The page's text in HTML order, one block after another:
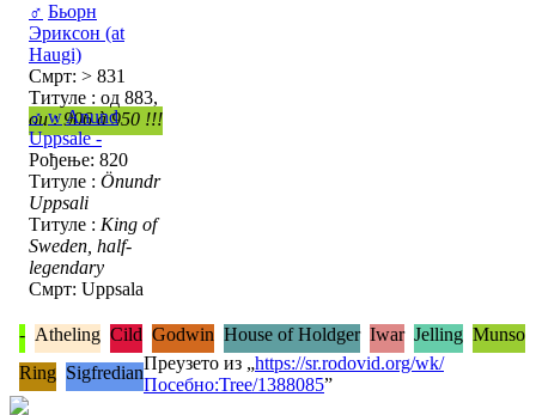
♂ Бьорн
Эриксон (at
Haugi)
Смрт: > 831
Титуле : од 883,
ou : 906 à 950 !!!
♂ wAnund
Uppsale -
Рођење: 820
Титуле : Önundr
Uppsali
Титуле : King of
Sweden, half-
legendary
Смрт: Uppsala
- Atheling Cild Godwin House of Holdger Iwar Jelling Munso
Ring SigfredianПреузето из „https://sr.rodovid.org/wk/
Посебно:Tree/1388085”